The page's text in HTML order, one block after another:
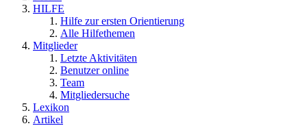
HILFE
Hilfe zur ersten Orientierung
Alle Hilfethemen
Mitglieder
Letzte Aktivitäten
Benutzer online
Team
Mitgliedersuche
Lexikon
Artikel